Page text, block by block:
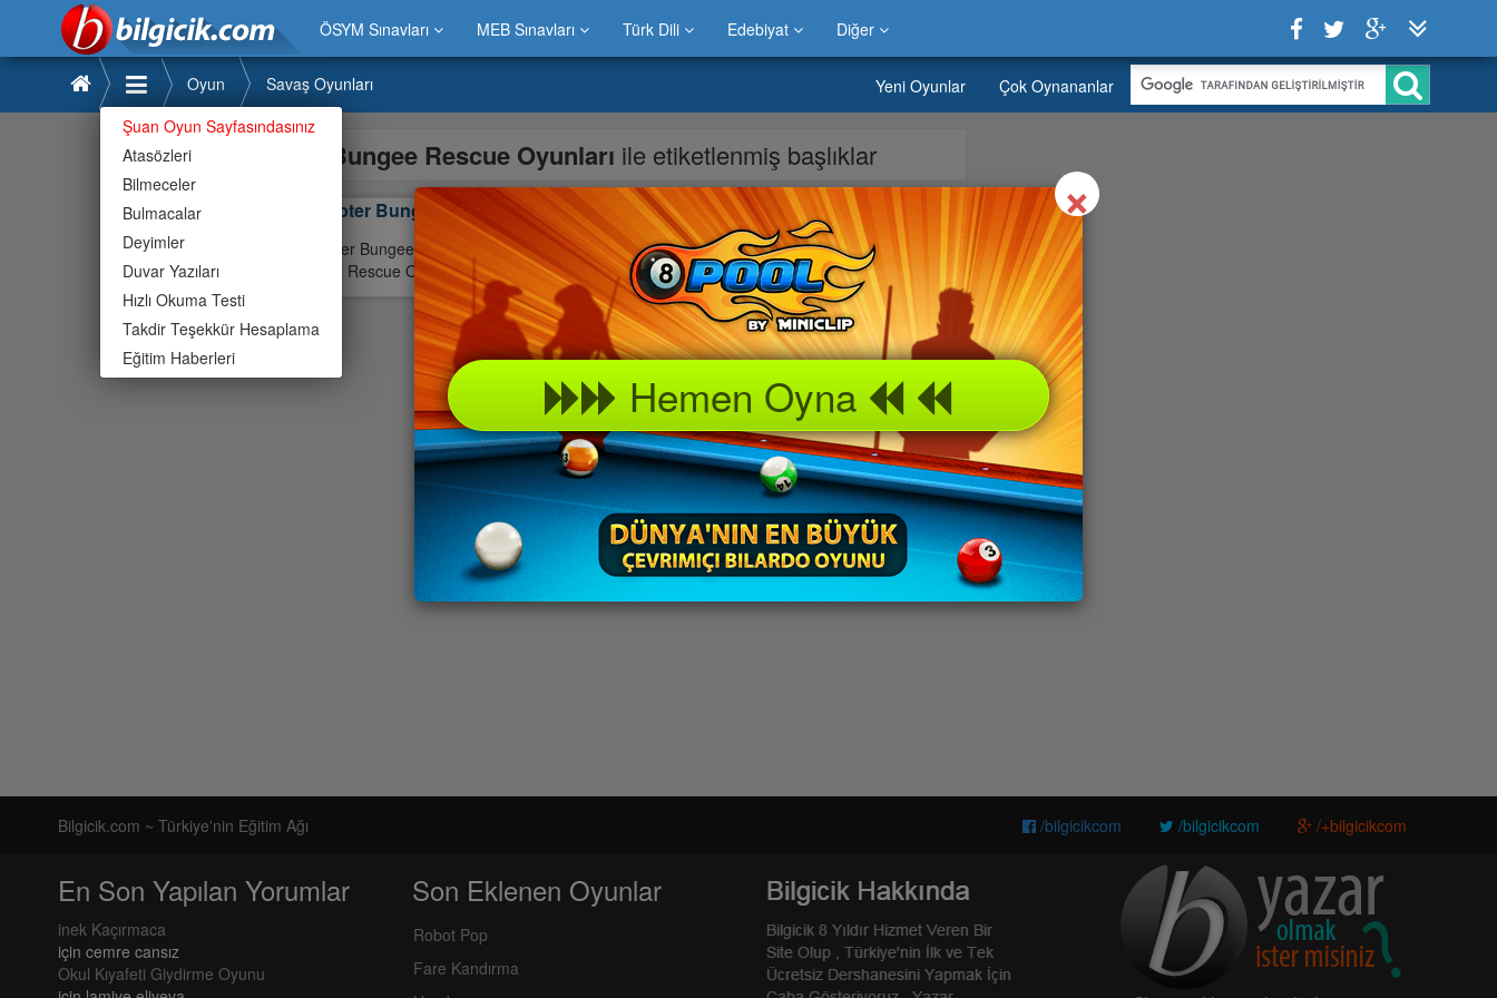
ÖSYM Sınavları MEB Sınavları Türk Dili Edebiyat Diğer
Şuan Oyun Sayfasındasınız
Atasözleri
Bilmeceler
Bulmacalar
Deyimler
Duvar Yazıları
Hızlı Okuma Testi
Takdir Teşekkür Hesaplama
Eğitim Haberleri
Oyun Savaş Oyunları Yeni Oyunlar Çok Oynananlar
Bungee Rescue Oyunları ile etiketlenmiş başlıklar
Helikopter Bungee Rescue
Helikopter Bungee Rescue çocuk oyunu, Bungee Rescue Oyunu,Bungee Rescue Oyna
,Bungee Rescue Oyunları,Bungee Rescue Oyunu Sayfası
Bilgicik.com ~ Türkiye'nin Eğitim Ağı /bilgicikcom /bilgicikcom /+bilgicikcom
En Son Yapılan Yorumlar
inek Kaçırmaca
için cemre cansız
Okul Kıyafeti Giydirme Oyunu
Son Eklenen Oyunlar
Robot Pop
Fare Kandırma
×Close
Hemen Oyna